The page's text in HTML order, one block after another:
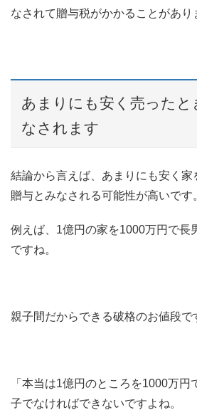
なされて贈与税がかかることがあり
あまりにも安く売ったと
なされます
結論から言えば、あまりにも安く家
贈与とみなされる可能性が高いです
例えば、1億円の家を1000万円で長
ですね。
親子間だからできる破格のお値段で
「本当は1億円のところを1000万円
子でなければできないですよね。